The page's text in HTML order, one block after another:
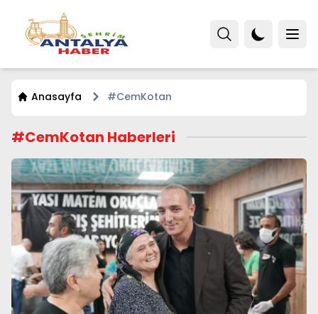
Anasayfa #CemKotan
#CemKotan Haberleri